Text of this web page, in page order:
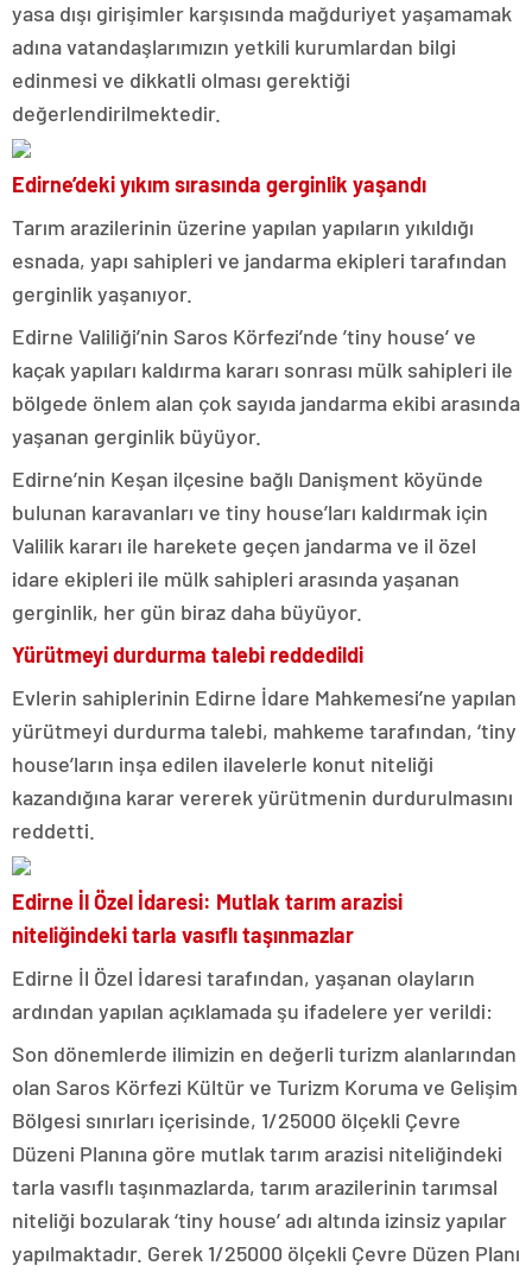
yasa dışı girişimler karşısında mağduriyet yaşamamak
adına vatandaşlarımızın yetkili kurumlardan bilgi
edinmesi ve dikkatli olması gerektiği
değerlendirilmektedir.
Edirne’deki yıkım sırasında gerginlik yaşandı
Tarım arazilerinin üzerine yapılan yapıların yıkıldığı
esnada, yapı sahipleri ve jandarma ekipleri tarafından
gerginlik yaşanıyor.
Edirne Valiliği’nin Saros Körfezi’nde ’tiny house’ ve
kaçak yapıları kaldırma kararı sonrası mülk sahipleri ile
bölgede önlem alan çok sayıda jandarma ekibi arasında
yaşanan gerginlik büyüyor.
Edirne’nin Keşan ilçesine bağlı Danişment köyünde
bulunan karavanları ve tiny house’ları kaldırmak için
Valilik kararı ile harekete geçen jandarma ve il özel
idare ekipleri ile mülk sahipleri arasında yaşanan
gerginlik, her gün biraz daha büyüyor.
Yürütmeyi durdurma talebi reddedildi
Evlerin sahiplerinin Edirne İdare Mahkemesi’ne yapılan
yürütmeyi durdurma talebi, mahkeme tarafından, ‘tiny
house’ların inşa edilen ilavelerle konut niteliği
kazandığına karar vererek yürütmenin durdurulmasını
reddetti.
Edirne İl Özel İdaresi: Mutlak tarım arazisi
niteliğindeki tarla vasıflı taşınmazlar
Edirne İl Özel İdaresi tarafından, yaşanan olayların
ardından yapılan açıklamada şu ifadelere yer verildi:
Son dönemlerde ilimizin en değerli turizm alanlarından
olan Saros Körfezi Kültür ve Turizm Koruma ve Gelişim
Bölgesi sınırları içerisinde, 1/25000 ölçekli Çevre
Düzeni Planına göre mutlak tarım arazisi niteliğindeki
tarla vasıflı taşınmazlarda, tarım arazilerinin tarımsal
niteliği bozularak ‘tiny house’ adı altında izinsiz yapılar
yapılmaktadır. Gerek 1/25000 ölçekli Çevre Düzen Planı